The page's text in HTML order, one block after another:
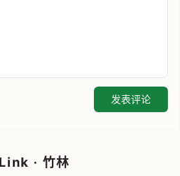
发表评论
· 竹林